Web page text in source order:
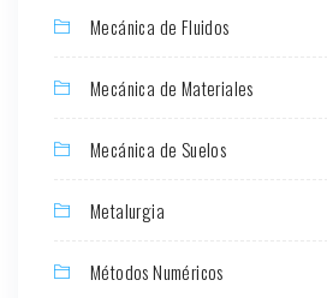
Mecánica de Fluidos
Mecánica de Materiales
Mecánica de Suelos
Metalurgia
Métodos Numéricos